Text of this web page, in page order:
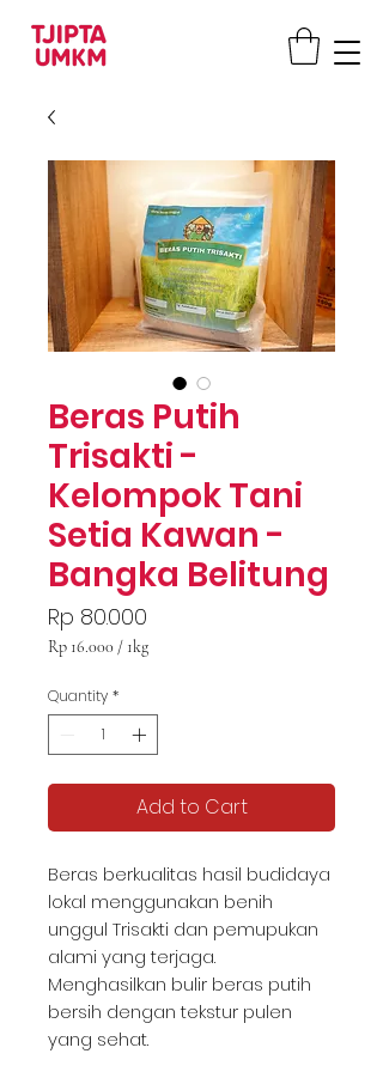
Beras Putih
Trisakti -
Kelompok Tani
Setia Kawan -
Bangka Belitung
Rp 80.000
Rp 16.000 / 1kg
per
1
Kilogram
Quantity *
Add to Cart
Beras berkualitas hasil budidaya
lokal menggunakan benih
unggul Trisakti dan pemupukan
alami yang terjaga.
Menghasilkan bulir beras putih
bersih dengan tekstur pulen
yang sehat.